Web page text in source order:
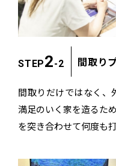
STEP2-2 間取り
間取りだけではなく、
満足のいく家を造るため
を突き合わせて何度も